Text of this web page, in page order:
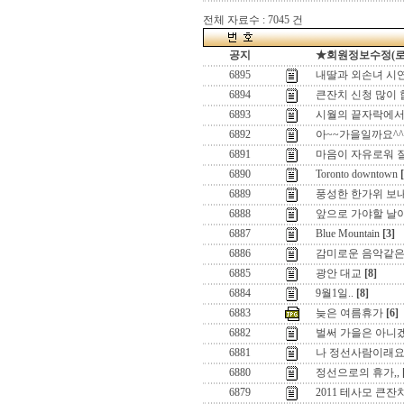
전체 자료수 : 7045 건
공지
★회원정보수정(
6895
내딸과 외손녀 시
6894
큰잔치 신청 많이
6893
시월의 끝자락에
6892
아~~가을일까요^^
6891
마음이 자유로워
6890
Toronto downtown
6889
풍성한 한가위 보
6888
앞으로 가야할 날
6887
Blue Mountain [3]
6886
감미로운 음악같
6885
광안 대교 [8]
6884
9월1일.. [8]
6883
늦은 여름휴가 [6]
6882
벌써 가을은 아니
6881
나 정선사람이래
6880
정선으로의 휴가,,
6879
2011 테사모 큰잔